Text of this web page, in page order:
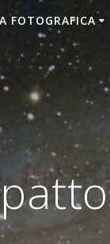
FOTOGRAFICA